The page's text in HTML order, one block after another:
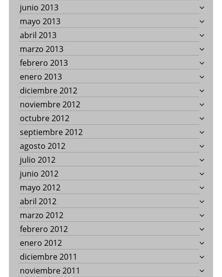
junio 2013
mayo 2013
abril 2013
marzo 2013
febrero 2013
enero 2013
diciembre 2012
noviembre 2012
octubre 2012
septiembre 2012
agosto 2012
julio 2012
junio 2012
mayo 2012
abril 2012
marzo 2012
febrero 2012
enero 2012
diciembre 2011
noviembre 2011